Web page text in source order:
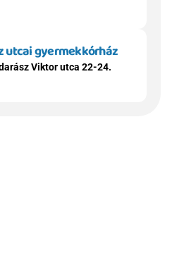
utcai gyermekkórház
Viktor utca 22-24.